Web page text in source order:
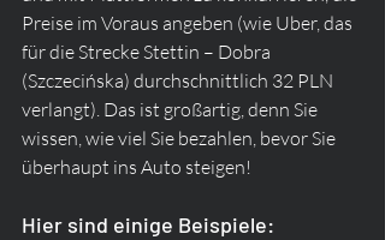
Preise im Voraus angeben (wie Uber, das
für die Strecke Stettin – Dobra
(Szczecińska) durchschnittlich 32 PLN
verlangt). Das ist großartig, denn Sie
wissen, wie viel Sie bezahlen, bevor Sie
überhaupt ins Auto steigen!
Hier sind einige Beispiele: